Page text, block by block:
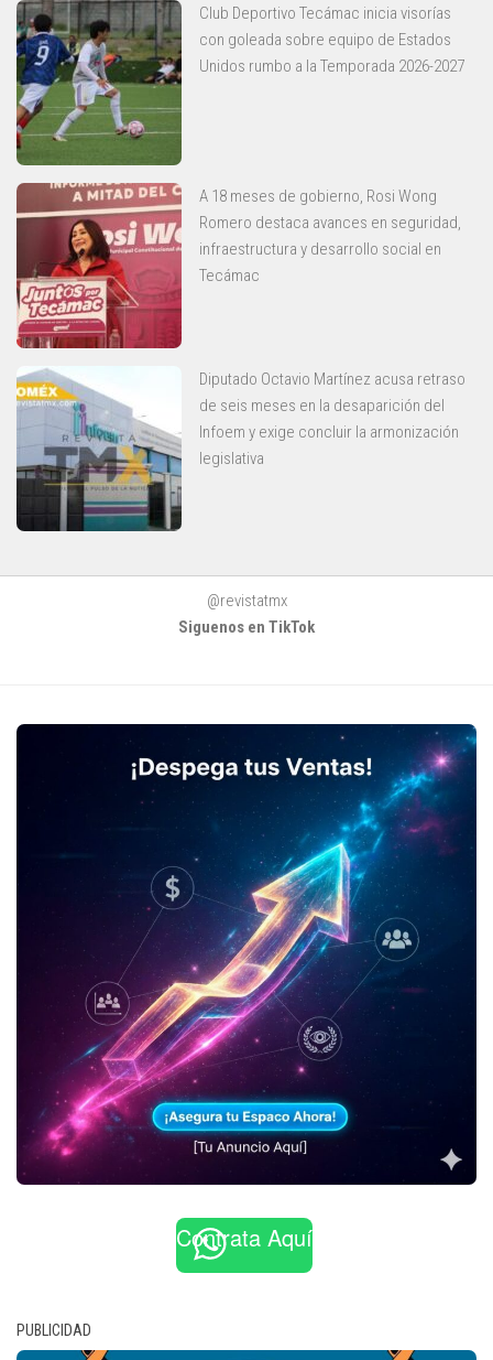
Club Deportivo Tecámac inicia visorías
con goleada sobre equipo de Estados
Unidos rumbo a la Temporada 2026-2027
A 18 meses de gobierno, Rosi Wong
Romero destaca avances en seguridad,
infraestructura y desarrollo social en
Tecámac
Diputado Octavio Martínez acusa retraso
de seis meses en la desaparición del
Infoem y exige concluir la armonización
legislativa
@revistatmx
Siguenos en TikTok
Contrata Aquí
PUBLICIDAD